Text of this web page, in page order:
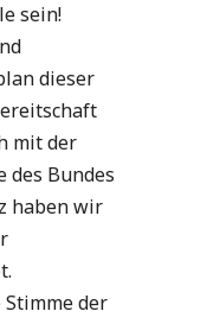
sein!
dieser
mit der
Bundes
haben wir
der